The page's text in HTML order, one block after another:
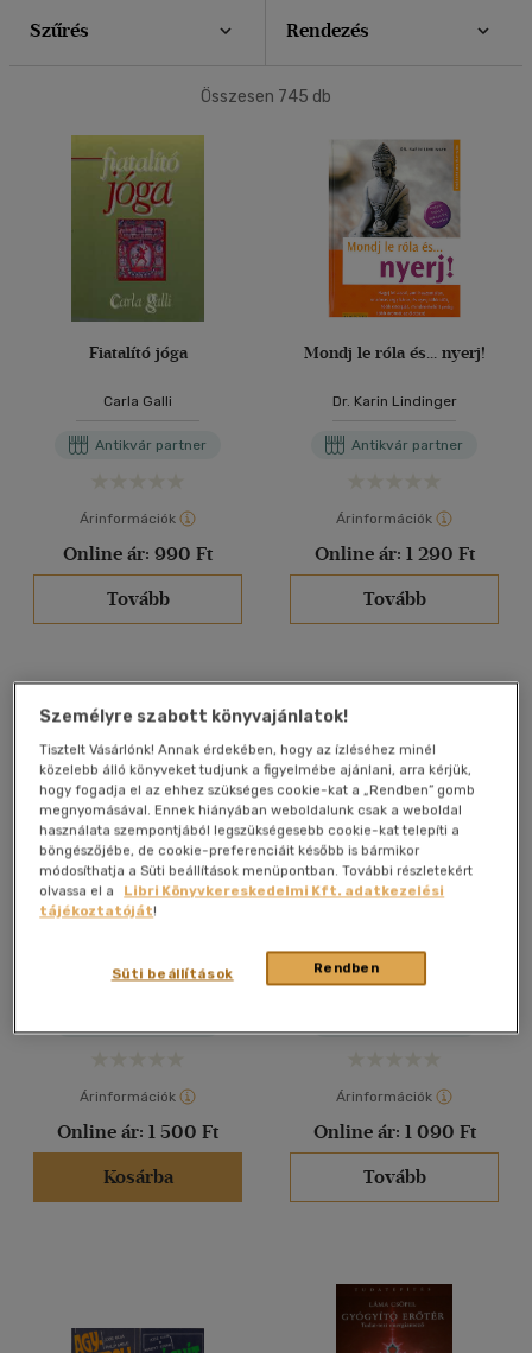
4500 Ft felett
(292)
Korosztály szerint
Gyermek (1)
3 - 6 év
Felnőtt(252)
Nyelv szerint
Vélemény szerint
(3)
(925)
Alkalmaz
Szűrés Rendezés
40 db / oldal
Összesen 745 db
Fiatalító jóga
Carla Galli
Antikvár partner
Árinformációk
Online ár: 990 Ft
Tovább
Mondj le róla és... nyerj!
Dr. Karin Lindinger
Antikvár partner
Árinformációk
Online ár: 1 290 Ft
Tovább
Gunagriha
Árinformációk
Online ár: 1 500 Ft
Kosárba
(nem csak) az üzleti
életben
Silva-Stone
Árinformációk
Online ár: 1 090 Ft
Tovább
Személyre szabott könyvajánlatok!
Tisztelt Vásárlónk! Annak érdekében, hogy az ízléséhez minél
közelebb álló könyveket tudjunk a figyelmébe ajánlani, arra kérjük,
hogy fogadja el az ehhez szükséges cookie-kat a „Rendben” gomb
megnyomásával. Ennek hiányában weboldalunk csak a weboldal
használata szempontjából legszükségesebb cookie-kat telepíti a
böngészőjébe, de cookie-preferenciáit később is bármikor
módosíthatja a Süti beállítások menüpontban. További részletekért
olvassa el a
Libri Könyvkereskedelmi Kft. adatkezelési
tájékoztatóját!
Rendben
Süti beállítások